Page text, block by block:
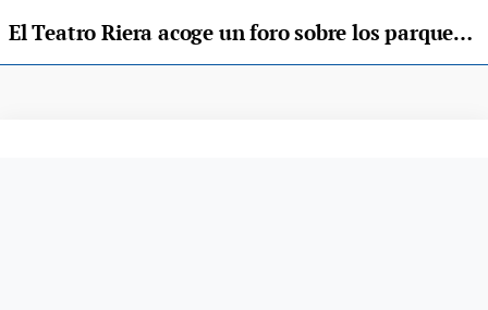
El Teatro Riera acoge un foro sobre los parques de baterías convocado por las asociaciones vecinales